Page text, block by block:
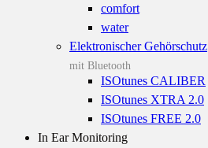
comfort
water
Elektronischer Gehörschutz
mit Bluetooth
ISOtunes CALIBER
ISOtunes XTRA 2.0
ISOtunes FREE 2.0
In Ear Monitoring